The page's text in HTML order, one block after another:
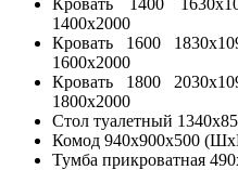
1400х2000
Кровать 1600
1600х2000
Кровать 1800
1800х2000
Стол туалетный
Комод 940х900х500
Тумба прикроватная